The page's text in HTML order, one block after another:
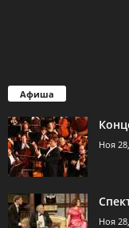
Афиша
Ноя
Ноя